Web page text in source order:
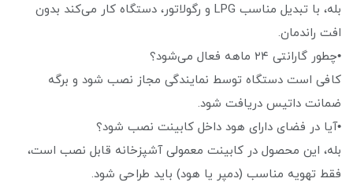
بله، با تبدیل مناسب LPG و رگولاتور، دستگاه کار می‌کند بدون
افت راندمان.
•چطور گارانتی ۲۴ ماهه فعال می‌شود؟
کافی است دستگاه توسط نمایندگی مجاز نصب شود و برگه
ضمانت داتیس دریافت شود.
•آیا در فضای دارای هود داخل کابینت نصب شود؟
بله، این محصول در کابینت معمولی آشپزخانه قابل نصب است،
فقط تهویه مناسب (دمپر یا هود) باید طراحی‌ شود.